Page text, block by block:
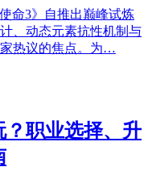
命3》自推出巅峰试炼
、动态元素抗性机制与
热议的焦点。为…
？职业选择、升